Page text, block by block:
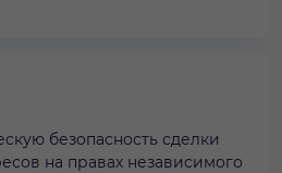
безопасность сделки
на правах независимого